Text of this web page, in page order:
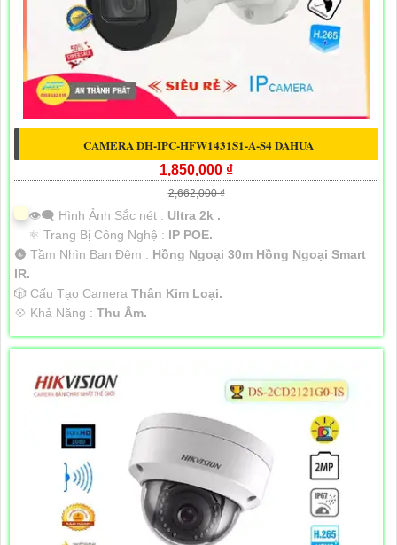
CAMERA DH-IPC-HFW1431S1-A-S4 DAHUA
1,850,000 ₫
2,662,000 ₫
👁️‍🗨 Hình Ảnh Sắc nét : Ultra 2k .
⚛️ Trang Bị Công Nghệ : IP POE.
🌚 Tầm Nhìn Ban Đêm : Hồng Ngoại 30m Hồng Ngoại Smart
IR.
🎲 Cấu Tạo Camera Thân Kim Loại.
️💠 Khả Năng : Thu Âm.